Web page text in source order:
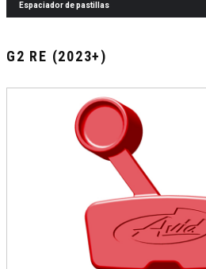
Espaciador de pastillas
G2 RE (2023+)